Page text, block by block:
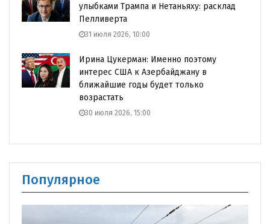
улыбками Трампа и Нетаньяху: расклад
Пелливерта
31 июля 2026, 10:00
Ирина Цукерман: Именно поэтому
интерес США к Азербайджану в
ближайшие годы будет только
возрастать
30 июля 2026, 15:00
Популярное